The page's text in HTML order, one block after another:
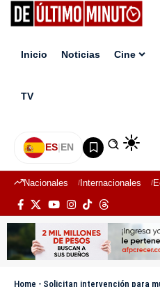
Inicio Noticias Cine
TV
ES|EN
Nacionales Internacionales
Home - Solicitan intervención para mujer